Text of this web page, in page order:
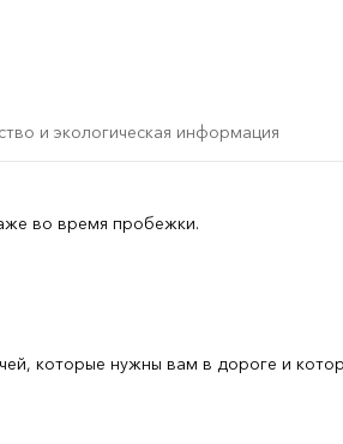
и экологическая информация
во время пробежки.
которые нужны вам в дороге и